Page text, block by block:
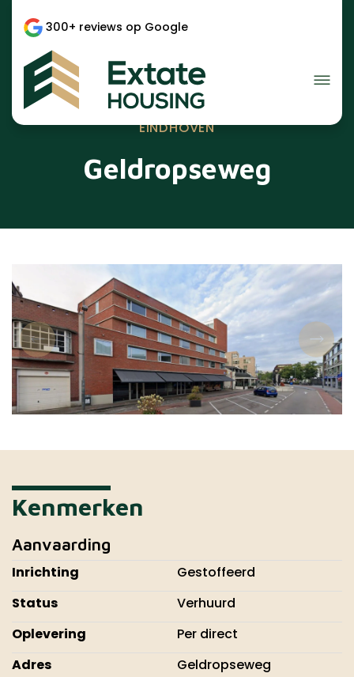
300+ reviews op Google
EINDHOVEN
Geldropseweg
Kenmerken
Aanvaarding
Inrichting
Gestoffeerd
Status
Verhuurd
Oplevering
Per direct
Adres
Geldropseweg